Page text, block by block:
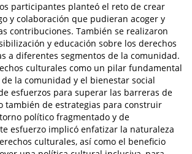
participantes planteó el reto de crear
y colaboración que pudieran acoger y
contribuciones. También se realizaron
y educación sobre los derechos
a diferentes segmentos de la comunidad.
culturales como un pilar fundamental
la comunidad y el bienestar social
esfuerzos para superar las barreras de
también de estrategias para construir
político fragmentado y de
esfuerzo implicó enfatizar la naturaleza
culturales, así como el beneficio